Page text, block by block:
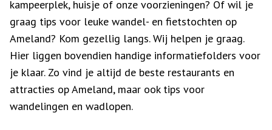
kampeerplek, huisje of onze voorzieningen? Of wil je
graag tips voor leuke wandel- en fietstochten op
Ameland? Kom gezellig langs. Wij helpen je graag.
Hier liggen bovendien handige informatiefolders voor
je klaar. Zo vind je altijd de beste restaurants en
attracties op Ameland, maar ook tips voor
wandelingen en wadlopen.